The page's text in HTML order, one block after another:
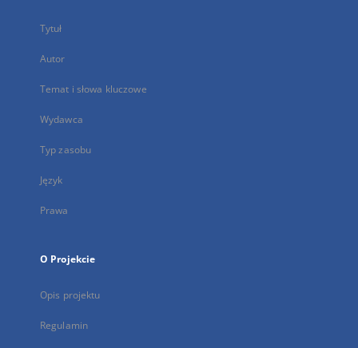
Tytuł
Autor
Temat i słowa kluczowe
Wydawca
Typ zasobu
Język
Prawa
O Projekcie
Opis projektu
Regulamin